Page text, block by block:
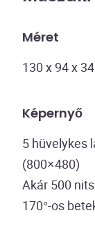
Méret
130 x 94 x
Képernyő
5 hüvelykes
(800×480)
Akár 500
170°-os